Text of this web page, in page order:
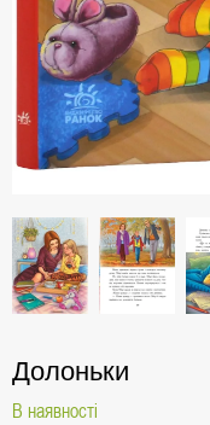
Долоньки
В наявності